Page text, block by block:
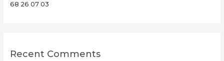
68 26 07 03
Recent Comments